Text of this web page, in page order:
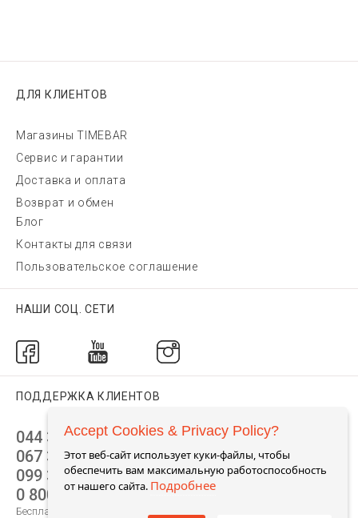
ДЛЯ КЛИЕНТОВ
Магазины TIMEBAR
Сервис и гарантии
Доставка и оплата
Возврат и обмен
Блог
Контакты для связи
Пользовательское соглашение
НАШИ СОЦ. СЕТИ
ПОДДЕРЖКА КЛИЕНТОВ
044 392 44 45
067 344 14 44 (viber)
099 399 23 80
0 800 305 805
Бесплатно по Украине
Accept Cookies & Privacy Policy?
Этот веб-сайт использует куки-файлы, чтобы
обеспечить вам максимальную работоспособность
от нашего сайта. Подробнее